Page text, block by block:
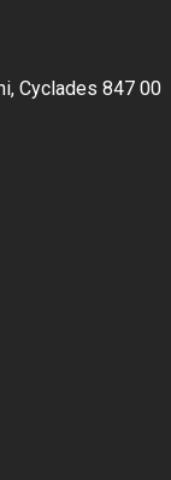
Cyclades 847 00